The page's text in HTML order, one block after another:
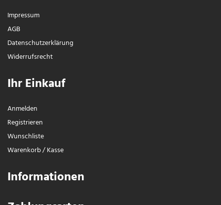
Impressum
AGB
Daten­schutz­erklärung
Widerrufs­recht
Ihr Einkauf
Anmelden
Registrieren
Wunschliste
Warenkorb/Kasse
Informationen